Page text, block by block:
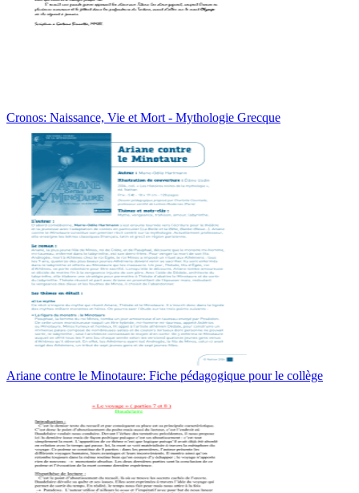
Cronos: Naissance, Vie et Mort - Mythologie Grecque
Ariane contre le Minotaure: Fiche pédagogique pour le collège